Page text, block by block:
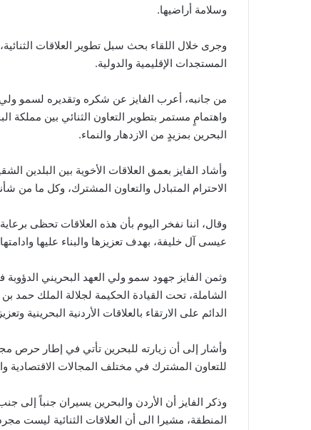
وسلامة أراضيها.
وجرى خلال اللقاء بحث سبل تطوير العلاقات
المستجدات الإقليمية والدولية.
من جانبه، أعرب الفايز عن شكره وتقديره لسمو
واهتمامٍ مستمر بتطوير التعاون الثنائي بين مملكة
البحرين بمزيدٍ من الازدهار والنماء.
وأشاد الفايز بعمق العلاقات الأخوية بين البلدين
الاحترام المتبادل والتعاون المشترك، وكل ما من
وقال، اننا نفخر اليوم بأن هذه العلاقات تحظى
عيسى آل خليفة، بهدف تعزيزها والبناء عليها
وثمن الفايز جهود سمو ولي العهد البحريني
الشاملة، تحت القيادة الحكيمة لجلالة الملك
الدائم على الارتقاء بالعلاقات الأردنية البحرينية
وأشار إلى أن زيارته للبحرين تأتي في إطار حرص
للتعاون المشترك في مختلف المجالات الاقتصادية
وذكر الفايز أن الأردن والبحرين يسيران جنباً إلى
المنطقة، مشيرا الى أن العلاقات الثنائية ليست